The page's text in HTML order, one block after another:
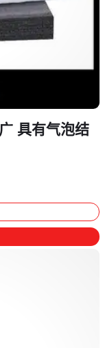
具有气泡结